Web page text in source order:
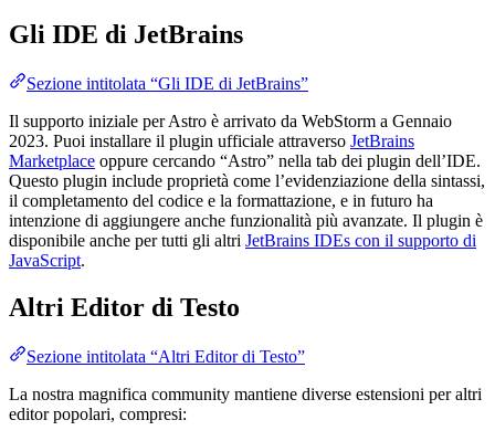
Gli IDE di JetBrains
Sezione intitolata “Gli IDE di JetBrains”
Il supporto iniziale per Astro è arrivato da WebStorm a Gennaio
2023. Puoi installare il plugin ufficiale attraverso JetBrains
Marketplace oppure cercando “Astro” nella tab dei plugin dell’IDE.
Questo plugin include proprietà come l’evidenziazione della sintassi,
il completamento del codice e la formattazione, e in futuro ha
intenzione di aggiungere anche funzionalità più avanzate. Il plugin è
disponibile anche per tutti gli altri JetBrains IDEs con il supporto di
JavaScript.
Altri Editor di Testo
Sezione intitolata “Altri Editor di Testo”
La nostra magnifica community mantiene diverse estensioni per altri
editor popolari, compresi: